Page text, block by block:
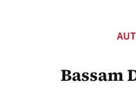
Bassam